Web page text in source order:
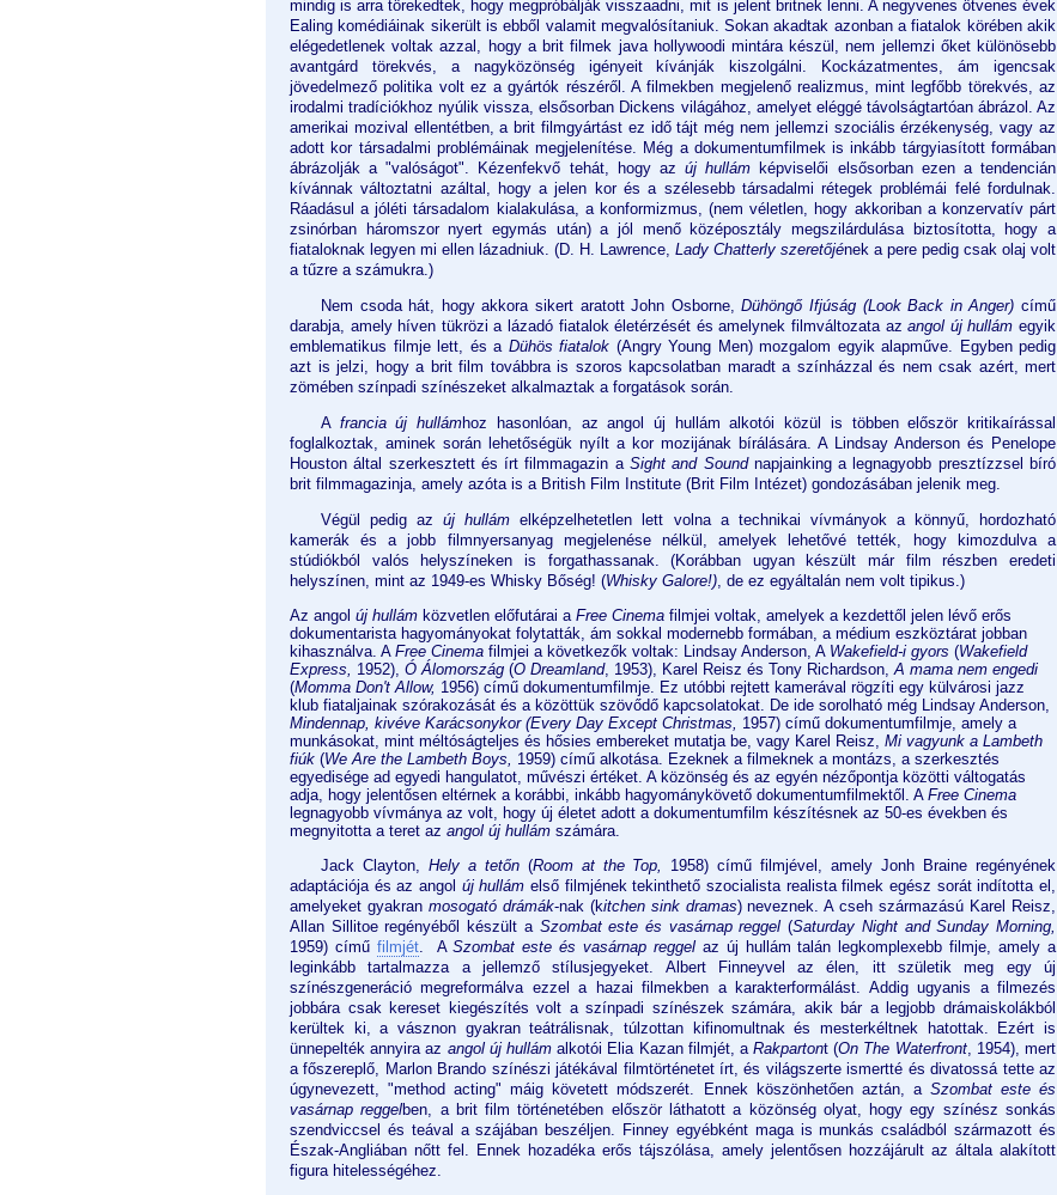
mindig is arra törekedtek, hogy megpróbálják visszaadni, mit is jelent britnek lenni. A negyvenes ötvenes évek
Ealing komédiáinak sikerült is ebből valamit megvalósítaniuk. Sokan akadtak azonban a fiatalok körében akik
elégedetlenek voltak azzal, hogy a brit filmek java hollywoodi mintára készül, nem jellemzi őket különösebb
avantgárd törekvés, a nagyközönség igényeit kívánják kiszolgálni. Kockázatmentes, ám igencsak
jövedelmező politika volt ez a gyártók részéről. A filmekben megjelenő realizmus, mint legfőbb törekvés, az
irodalmi tradíciókhoz nyúlik vissza, elsősorban Dickens világához, amelyet eléggé távolságtartóan ábrázol. Az
amerikai mozival ellentétben, a brit filmgyártást ez idő tájt még nem jellemzi szociális érzékenység, vagy az
adott kor társadalmi problémáinak megjelenítése. Még a dokumentumfilmek is inkább tárgyiasított formában
ábrázolják a "valóságot". Kézenfekvő tehát, hogy azúj hullám képviselői elsősorban ezen a tendencián
kívánnak változtatni azáltal, hogy a jelen kor és a szélesebb társadalmi rétegek problémái felé fordulnak.
Ráadásul a jóléti társadalom kialakulása, a konformizmus, (nem véletlen, hogy akkoriban a konzervatív párt
zsinórban háromszor nyert egymás után) a jól menő középosztály megszilárdulása biztosította, hogy a
fiataloknak legyen mi ellen lázadniuk. (D. H. Lawrence, Lady Chatterly szeretőjének a pere pedig csak olaj volt
a tűzre a számukra.)
Nem csoda hát, hogy akkora sikert aratott John Osborne,Dühöngő Ifjúság (Look Back in Anger) című
darabja, amely híven tükrözi a lázadó fiatalok életérzését és amelynek filmváltozata azangol új hullám egyik
emblematikus filmje lett, és a Dühös fiatalok (Angry Young Men) mozgalom egyik alapműve. Egyben pedig
azt is jelzi, hogy a brit film továbbra is szoros kapcsolatban maradt a színházzal és nem csak azért, mert
zömében színpadi színészeket alkalmaztak a forgatások során.
A francia új hullámhoz hasonlóan, az angol új hullám alkotói közül is többen először kritikaírással
foglalkoztak, aminek során lehetőségük nyílt a kor mozijának bírálására. A Lindsay Anderson és Penelope
Houston által szerkesztett és írt filmmagazin a Sight and Soundnapjainking a legnagyobb presztízzsel bíró
brit filmmagazinja, amely azóta is a British Film Institute (Brit Film Intézet) gondozásában jelenik meg.
Végül pedig azúj hullám elképzelhetetlen lett volna a technikai vívmányok a könnyű, hordozható
kamerák és a jobb filmnyersanyag megjelenése nélkül, amelyek lehetővé tették, hogy kimozdulva a
stúdiókból valós helyszíneken is forgathassanak. (Korábban ugyan készült már film részben eredeti
helyszínen, mint az 1949-es Whisky Bőség! (Whisky Galore!) , de ez egyáltalán nem volt tipikus.)
Az angol új hullám közvetlen előfutárai a Free Cinema filmjei voltak, amelyek a kezdettől jelen lévő erős
dokumentarista hagyományokat folytatták, ám sokkal modernebb formában, a médium eszköztárat jobban
kihasználva. A Free Cinema filmjei a következők voltak: Lindsay Anderson, A Wakefield-i gyors (Wakefield
Express, 1952), Ó Álomország (O Dreamland, 1953), Karel Reisz és Tony Richardson, A mama nem engedi
(Momma Don't Allow, 1956) című dokumentumfilmje. Ez utóbbi rejtett kamerával rögzíti egy külvárosi jazz
klub fiataljainak szórakozását és a közöttük szövődő kapcsolatokat. De ide sorolható még Lindsay Anderson,
Mindennap, kivéve Karácsonykor (Every Day Except Christmas,
1957) című dokumentumfilmje, amely a
munkásokat, mint méltóságteljes és hősies embereket mutatja be, vagy Karel Reisz, Mi vagyunk a Lambeth
fiúk (We Are the Lambeth Boys, 1959) című alkotása. Ezeknek a filmeknek a montázs, a szerkesztés
egyedisége ad egyedi hangulatot, művészi értéket. A közönség és az egyén nézőpontja közötti váltogatás
adja, hogy jelentősen eltérnek a korábbi, inkább hagyománykövető dokumentumfilmektől. A Free Cinema
legnagyobb vívmánya az volt, hogy új életet adott a dokumentumfilm készítésnek az 50-es években és
megnyitotta a teret az angol új hullám számára.
Jack Clayton, Hely a tetőn(Room at the Top,
1958) című filmjével, amely Jonh Braine regényének
adaptációja és az angol új hullám első filmjének tekinthető szocialista realista filmek egész sorát indította el,
amelyeket gyakran mosogató drámák-nak (kitchen sink dramas) neveznek. A cseh származású Karel Reisz,
Allan Sillitoe regényéből készült a Szombat este és vasárnap reggel(Saturday Night and Sunday Morning,
1959) című filmjét. ASzombat este és vasárnap reggelaz új hullám talán legkomplexebb filmje, amely a
leginkább tartalmazza a jellemző stílusjegyeket. Albert Finneyvel az élen, itt születik meg egy új
színészgeneráció megreformálva ezzel a hazai filmekben a karakterformálást. Addig ugyanis a filmezés
jobbára csak kereset kiegészítés volt a színpadi színészek számára, akik bár a legjobb drámaiskolákból
kerültek ki, a vásznon gyakran teátrálisnak, túlzottan kifinomultnak és mesterkéltnek hatottak. Ezért is
ünnepelték annyira az angol új hullámalkotói Elia Kazan filmjét, aRakpartont (On The Waterfront, 1954), mert
a főszereplő, Marlon Brando színészi játékával filmtörténetet írt, és világszerte ismertté és divatossá tette az
úgynevezett, "method acting" máig követett módszerét. Ennek köszönhetően aztán, aSzombat este és
vasárnap reggelben, a brit film történetében először láthatott a közönség olyat, hogy egy színész sonkás
szendviccsel és teával a szájában beszéljen. Finney egyébként maga is munkás családból származott és
Észak-Angliában nőtt fel. Ennek hozadéka erős tájszólása, amely jelentősen hozzájárult az általa alakított
figura hitelességéhez.